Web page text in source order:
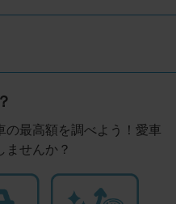
の最高額を調べよう！愛車
ませんか？